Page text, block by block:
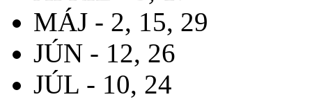
MÁJ - 2, 15, 29
JÚN - 12, 26
JÚL - 10, 24